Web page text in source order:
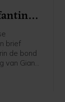
brief
de bond
van Gianni